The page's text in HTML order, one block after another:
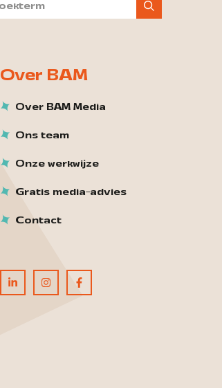
Over BAM
Over BAM Media
Ons team
Onze werkwijze
Gratis media-advies
Contact